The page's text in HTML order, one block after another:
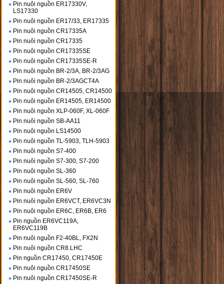
Pin nuôi nguồn ER17330V,
LS17330
Pin nuôi nguồn ER17/33, ER17335
Pin nuôi nguồn CR17335A
Pin nuôi nguồn CR17335
Pin nuôi nguồn CR17335SE
Pin nuôi nguồn CR17335SE-R
Pin nuôi nguồn BR-2/3A, BR-2/3AG
Pin nuôi nguồn BR-2/3AGCT4A
Pin nuôi nguồn CR14505, CR14500
Pin nuôi nguồn ER14505, ER14500
Pin nuôi nguồn XLP-060F, XL-060F
Pin nuôi nguồn SB-AA11
Pin nuôi nguồn LS14500
Pin nuôi nguồn TL-5903, TLH-5903
Pin nuôi nguồn S7-400
Pin nuôi nguồn S7-300, S7-200
Pin nuôi nguồn SL-360
Pin nuôi nguồn SL-560, SL-760
Pin nuôi nguồn ER6V
Pin nuôi nguồn ER6VCT, ER6VC3N
Pin nuôi nguồn ER6C, ER6B, ER6
Pin nguồn ER6VC119A,
ER6VC119B
Pin nuôi nguồn F2-40BL, FX2N
Pin nuôi nguồn CR8.LHC
Pin nguồn CR17450, CR17450E
Pin nuôi nguồn CR17450SE
Pin nuôi nguồn CR17450SE-R